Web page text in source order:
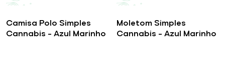
Camisa Polo Simples
Cannabis – Azul Marinho
Moletom Simples
Cannabis – Azul Marinho